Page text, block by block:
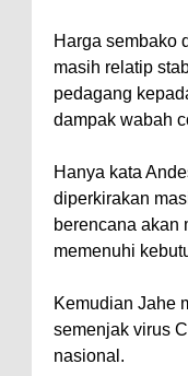
Harga sembako
masih relatip
pedagang
dampak wabah
Hanya kata
diperkirakan
berencana akan
memenuhi
Kemudian Jahe
semenjak virus
nasional.